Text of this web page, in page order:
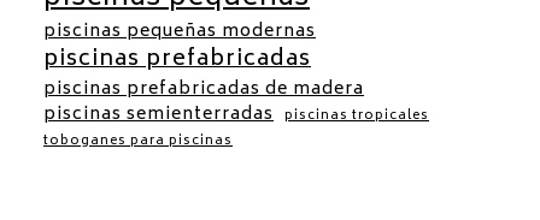
piscinas pequeñas modernas
piscinas prefabricadas
piscinas prefabricadas de madera
piscinas semienterradas piscinas tropicales
toboganes para piscinas